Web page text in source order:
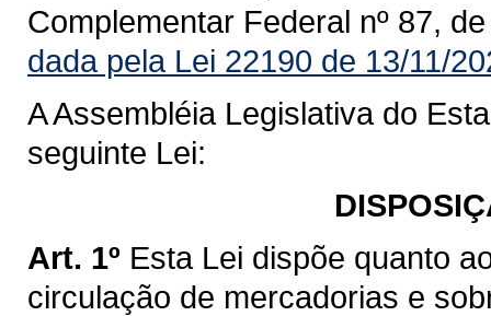
Complementar Federal nº 87,
dada pela Lei 22190 de 13/11/
A Assembléia Legislativa do
seguinte Lei:
Art. 1º Esta Lei dispõe quanto
circulação de mercadorias e